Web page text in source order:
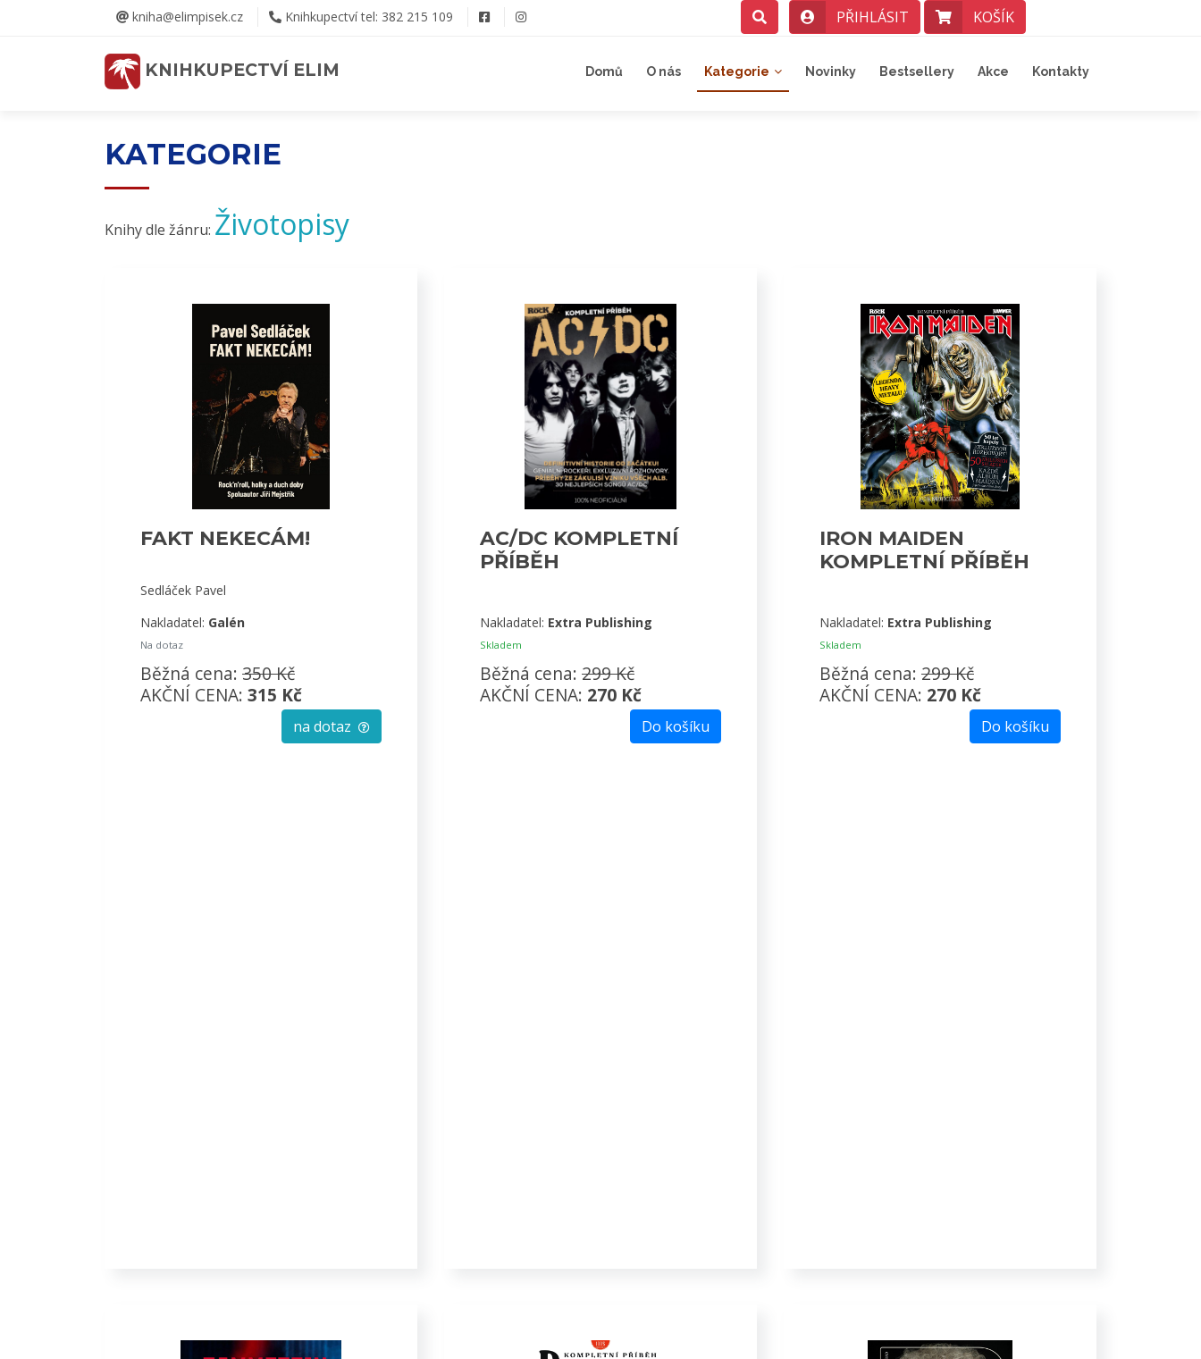
kniha@elimpisek.cz Knihkupectví tel: 382 215 109 PŘIHLÁSIT KOŠÍK
KNIHKUPECTVÍ ELIM Domů O nás Kategorie Novinky Bestsellery Akce Kontakty
KATEGORIE
Knihy dle žánru: Životopisy
FAKT NEKECÁM!
Sedláček Pavel
Nakladatel: Galén
Na dotaz
Běžná cena: 350 Kč
AKČNÍ CENA: 315 Kč
na dotaz
AC/DC KOMPLETNÍ
PŘÍBĚH
Nakladatel: Extra Publishing
Skladem
Běžná cena: 299 Kč
AKČNÍ CENA: 270 Kč
Do košíku
IRON MAIDEN
KOMPLETNÍ PŘÍBĚH
Nakladatel: Extra Publishing
Skladem
Běžná cena: 299 Kč
AKČNÍ CENA: 270 Kč
Do košíku